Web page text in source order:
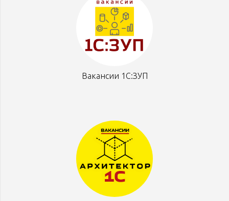
Вакансии 1С:ЗУП